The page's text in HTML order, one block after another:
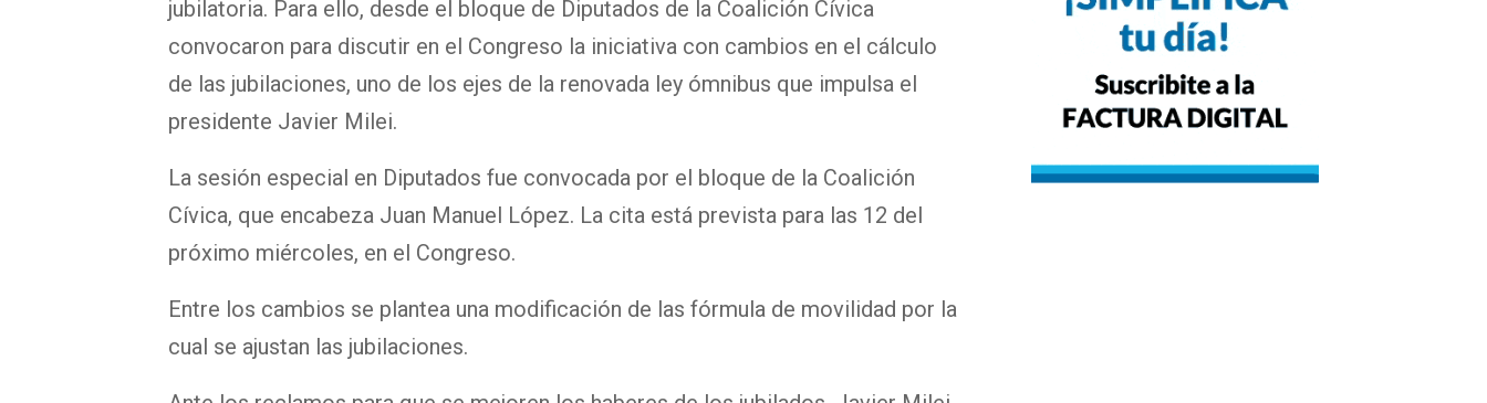
jubilatoria. Para ello, desde el bloque de Diputados de la Coalición Cívica
convocaron para discutir en el Congreso la iniciativa con cambios en el cálculo
de las jubilaciones, uno de los ejes de la renovada ley ómnibus que impulsa el
presidente Javier Milei.
La sesión especial en Diputados fue convocada por el bloque de la Coalición
Cívica, que encabeza Juan Manuel López. La cita está prevista para las 12 del
próximo miércoles, en el Congreso.
Entre los cambios se plantea una modificación de las fórmula de movilidad por la
cual se ajustan las jubilaciones.